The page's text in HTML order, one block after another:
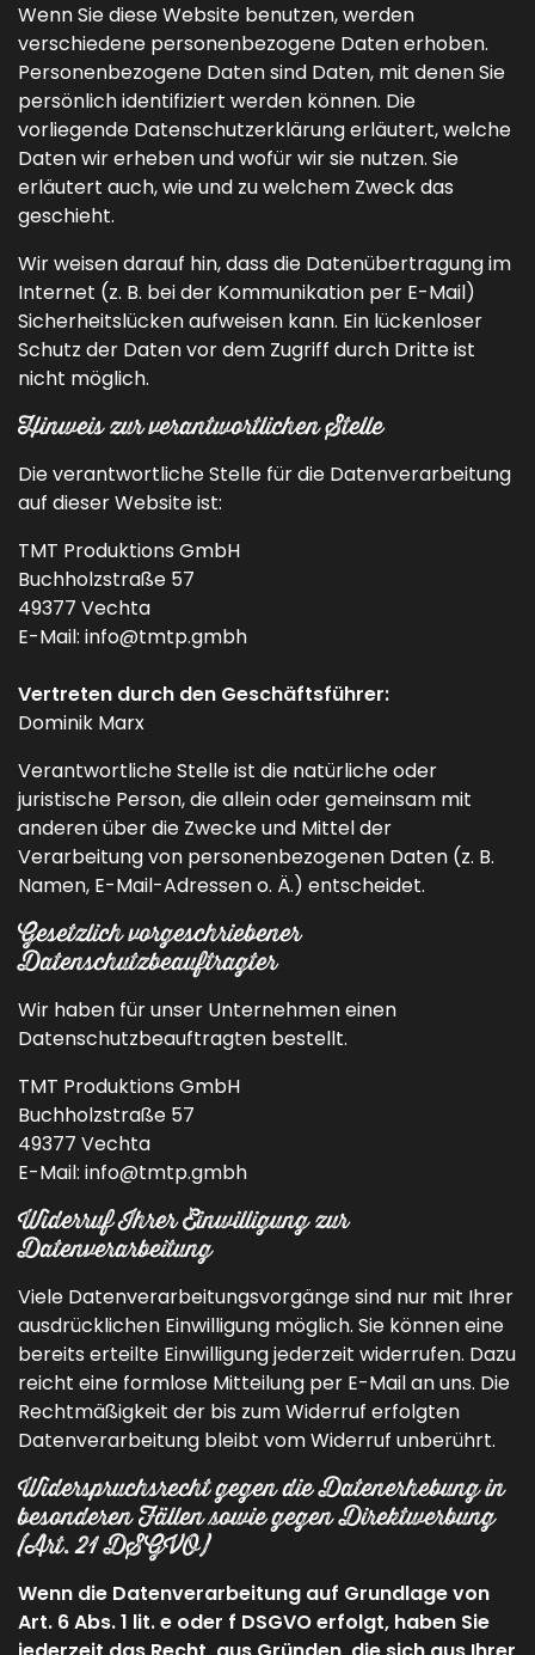
Wenn Sie diese Website benutzen, werden
verschiedene personenbezogene Daten erhoben.
Personenbezogene Daten sind Daten, mit denen Sie
persönlich identifiziert werden können. Die
vorliegende Datenschutzerklärung erläutert, welche
Daten wir erheben und wofür wir sie nutzen. Sie
erläutert auch, wie und zu welchem Zweck das
geschieht.
Wir weisen darauf hin, dass die Datenübertragung im
Internet (z. B. bei der Kommunikation per E-Mail)
Sicherheitslücken aufweisen kann. Ein lückenloser
Schutz der Daten vor dem Zugriff durch Dritte ist
nicht möglich.
Hinweis zur verantwortlichen Stelle
Die verantwortliche Stelle für die Datenverarbeitung
auf dieser Website ist:
TMT Produktions GmbH
Buchholzstraße 57
49377 Vechta
E-Mail: info@tmtp.gmbh
Vertreten durch den Geschäftsführer:
Dominik Marx
Verantwortliche Stelle ist die natürliche oder
juristische Person, die allein oder gemeinsam mit
anderen über die Zwecke und Mittel der
Verarbeitung von personenbezogenen Daten (z. B.
Namen, E-Mail-Adressen o. Ä.) entscheidet.
Gesetzlich vorgeschriebener
Datenschutzbeauftragter
Wir haben für unser Unternehmen einen
Datenschutzbeauftragten bestellt.
TMT Produktions GmbH
Buchholzstraße 57
49377 Vechta
E-Mail: info@tmtp.gmbh
Widerruf Ihrer Einwilligung zur
Datenverarbeitung
Viele Datenverarbeitungsvorgänge sind nur mit Ihrer
ausdrücklichen Einwilligung möglich. Sie können eine
bereits erteilte Einwilligung jederzeit widerrufen. Dazu
reicht eine formlose Mitteilung per E-Mail an uns. Die
Rechtmäßigkeit der bis zum Widerruf erfolgten
Datenverarbeitung bleibt vom Widerruf unberührt.
Widerspruchsrecht gegen die Datenerhebung in
besonderen Fällen sowie gegen Direktwerbung
(Art. 21 DSGVO)
Wenn die Datenverarbeitung auf Grundlage von
Art. 6 Abs. 1 lit. e oder f DSGVO erfolgt, haben Sie